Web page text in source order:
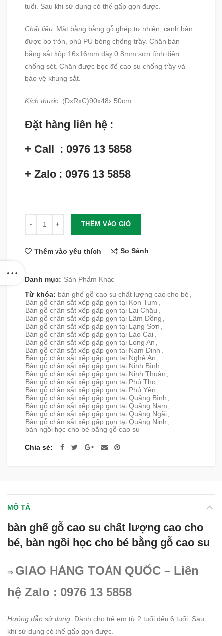
tuổi. Sau khi sử dụng có thể gấp gọn được.
Chất liệu: Mặt bằng bằng gỗ ghép tự nhiên, cạnh bàn
được bo tròn, phủ PU bóng chống trầy. Chân bàn
bằng sắt hộp 16x16mm dày 0.8mm sơn tĩnh điện
chống sét. Chân được bọc đế cao su chống trầy và
bảo vệ khung sắt.
Kích thước: (DxRxC)90x48x 50cm
Đặt hàng liên hệ :
+ Call : 0976 13 5858
+ Zalo : 0976 13 5858
THÊM VÀO GIỎ
Thêm vào yêu thích So Sánh
Danh mục: Sản Phẩm Khác
Từ khóa: bàn ghế gỗ cao su chất lượng cao cho bé ,
Bàn gỗ chân sắt xếp gấp gọn tại Kon Tum ,
Bàn gỗ chân sắt xếp gấp gọn tại Lai Châu ,
Bàn gỗ chân sắt xếp gấp gọn tại Lâm Đồng ,
Bàn gỗ chân sắt xếp gấp gọn tại Lạng Sơn ,
Bàn gỗ chân sắt xếp gấp gọn tại Lào Cai,
Bàn gỗ chân sắt xếp gấp gọn tại Long An ,
Bàn gỗ chân sắt xếp gấp gọn tại Nam Định ,
Bàn gỗ chân sắt xếp gấp gọn tại Nghệ An ,
Bàn gỗ chân sắt xếp gấp gọn tại Ninh Bình ,
Bàn gỗ chân sắt xếp gấp gọn tại Ninh Thuận ,
Bàn gỗ chân sắt xếp gấp gọn tại Phú Thọ ,
Bàn gỗ chân sắt xếp gấp gọn tại Phú Yên ,
Bàn gỗ chân sắt xếp gấp gọn tại Quảng Bình ,
Bàn gỗ chân sắt xếp gấp gọn tại Quảng Nam ,
Bàn gỗ chân sắt xếp gấp gọn tại Quảng Ngãi,
Bàn gỗ chân sắt xếp gấp gọn tại Quảng Ninh ,
bàn ngồi học cho bé bằng gỗ cao su
Chia sẻ
MÔ TẢ
bàn ghế gỗ cao su chất lượng cao cho
bé, bàn ngồi học cho bé bằng gỗ cao su
⇒ GIAO HÀNG TOÀN QUỐC – Liên
hệ Zalo : 0976 13 5858
Hướng dẫn sử dụng: Dành cho trẻ em từ 2 tuổi đến 6 tuổi. Sau
khi sử dụng có thể gấp gọn được.